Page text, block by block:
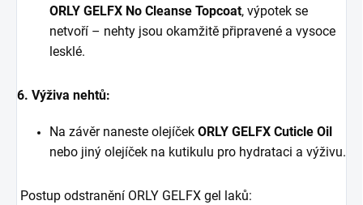
ORLY GELFX No Cleanse Topcoat, výpotek se
netvoří – nehty jsou okamžitě připravené a vysoce
lesklé.
6. Výživa nehtů:
Na závěr naneste olejíček ORLY GELFX Cuticle Oil
nebo jiný olejíček na kutikulu pro hydrataci a výživu.
Postup odstranění ORLY GELFX gel laků: